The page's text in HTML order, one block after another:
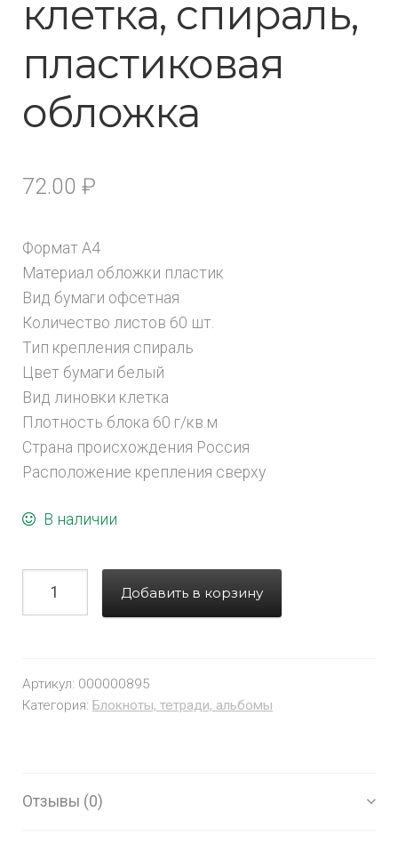
клетка, спираль,
пластиковая
обложка
72.00 ₽
Формат А4
Материал обложки пластик
Вид бумаги офсетная
Количество листов 60 шт.
Тип крепления спираль
Цвет бумаги белый
Вид линовки клетка
Плотность блока 60 г/кв.м
Страна происхождения Россия
Расположение крепления сверху
В наличии
Добавить в корзину
Артикул: 000000895
Категория: Блокноты, тетради, альбомы
Отзывы (0)